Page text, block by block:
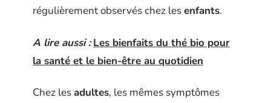
régulièrement observés chez lesenfants.
A lire aussi : Les bienfaits du thé bio pour
la santé et le bien-être au quotidien
Chez lesadultes, les mêmes symptômes